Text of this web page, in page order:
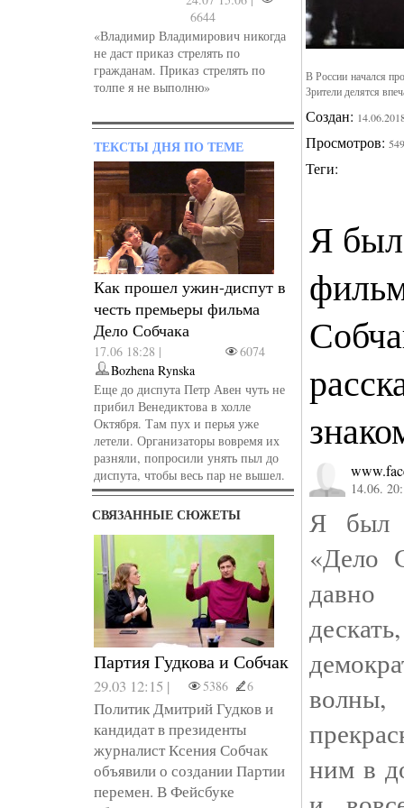
6644
«Владимир Владимирович никогда
не даст приказ стрелять по
гражданам. Приказ стрелять по
толпе я не выполню»
ТЕКСТЫ ДНЯ ПО ТЕМЕ
Как прошел ужин-диспут в
честь премьеры фильма
Дело Собчака
17.06 18:28 |
6074
Bozhena Rynska
Еще до диспута Петр Авен чуть не
прибил Венедиктова в холле
Октября. Там пух и перья уже
летели. Организаторы вовремя их
разняли, попросили унять пыл до
диспута, чтобы весь пар не вышел.
СВЯЗАННЫЕ СЮЖЕТЫ
Партия Гудкова и Собчак
29.03 12:15 | 5386 6
Политик Дмитрий Гудков и
кандидат в президенты
журналист Ксения Собчак
объявили о создании Партии
перемен. В Фейсбуке
В России начался
Зрители делятся
Создан:
Просмотров:
Теги:
Я был
14.06.
Я был
«Дело
ним в